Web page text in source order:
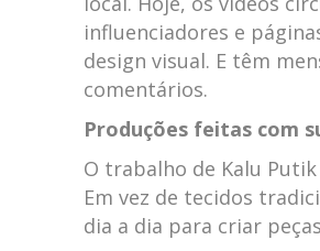
influenciadores e
design visual. E têm
comentários.
Produções feitas com
O trabalho de Kalu
Em vez de tecidos
dia a dia para criar